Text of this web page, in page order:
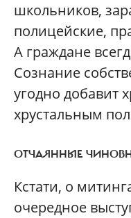
школьников,
полицейские,
А граждане
Сознание
угодно добавит
хрустальным
ОТЧАЯННЫЕ
Кстати, о
очередное